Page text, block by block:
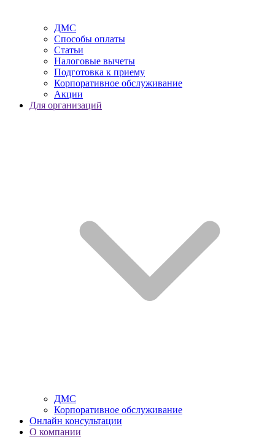
ДМС
Способы оплаты
Статьи
Налоговые вычеты
Подготовка к приему
Корпоративное обслуживание
Акции
Для организаций
ДМС
Корпоративное обслуживание
Онлайн консультации
О компании